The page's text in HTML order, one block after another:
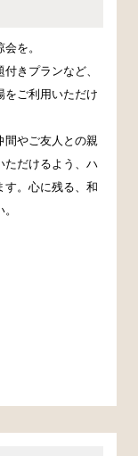
を。
きプランなど、
をご利用いただけ
間やご友人との親
ただけるよう、ハ
す。心に残る、和